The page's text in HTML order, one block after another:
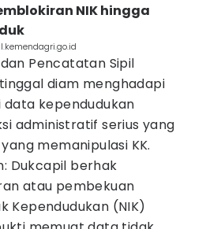
NIK hingga
Pencatatan Sipil
diam menghadapi
kependudukan
administratif serius yang
memanipulasi KK.
Dukcapil berhak
atau pembekuan
Kependudukan (NIK)